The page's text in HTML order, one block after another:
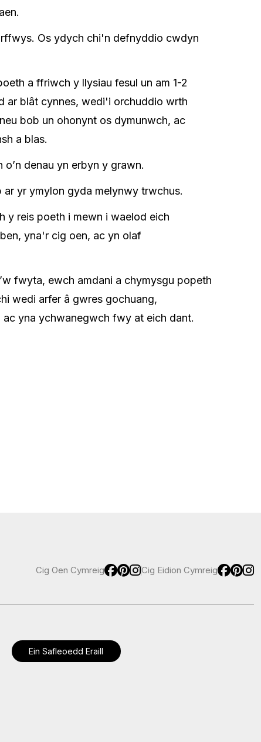
Os ydych chi'n defnyddio cwdyn
a ffriwch y llysiau fesul un am 1-2
ar blât cynnes, wedi'i orchuddio wrth
bob un ohonynt os dymunwch, ac
a blas.
denau yn erbyn y grawn.
ar yr ymylon gyda melynwy trwchus.
y reis poeth i mewn i waelod eich
yna'r cig oen, ac yn olaf
fwyta, ewch amdani a chymysgu popeth
wedi arfer â gwres gochuang,
yna ychwanegwch fwy at eich dant.
Cig Oen Cymreig Cig Eidion Cymreig
Ein Safleoedd Eraill